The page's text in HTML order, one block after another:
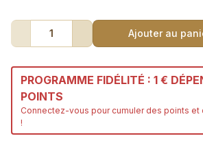
1 Ajouter au
PROGRAMME FIDÉLITÉ : 1 €
POINTS
Connectez-vous pour cumuler des points
!